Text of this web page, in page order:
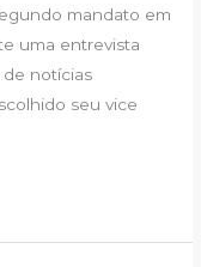
mandato em
uma entrevista
de notícias
seu vice